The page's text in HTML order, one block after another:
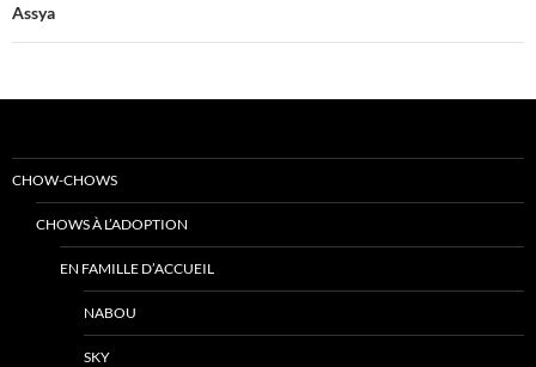
Assya
CHOW-CHOWS
CHOWS À L’ADOPTION
EN FAMILLE D’ACCUEIL
NABOU
SKY